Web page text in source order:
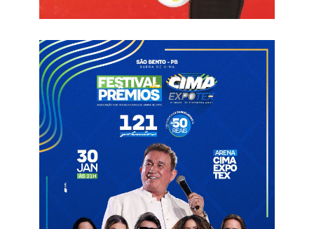
atendimento no plantão do final de semana foi de pessoas
para administração de medicação própria, com 37 casos,
seguido de pacientes com queixas de dores, com 36 casos, e
de 17 registros de queixas de cefaleia. Mas o hospital atendeu
ainda, entre outras demandas, 14 vítimas de sinistros de
trânsito, sendo 11 com motos, dois com automóvel e uma
com bicicleta, além de uma vítima de acidente de trabalho.
Ainda durante o final de semana, a unidade realizou nove
avaliações ortopédicas, sete avaliações de exames, além de
quatro cirúrgicas.